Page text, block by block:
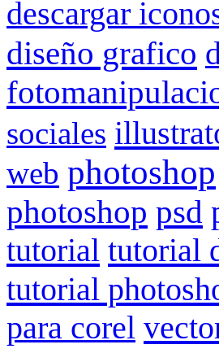
descargar
diseño grafico
sociales
web photoshop
photoshop psd
tutorial tutorial
tutorial
para corel